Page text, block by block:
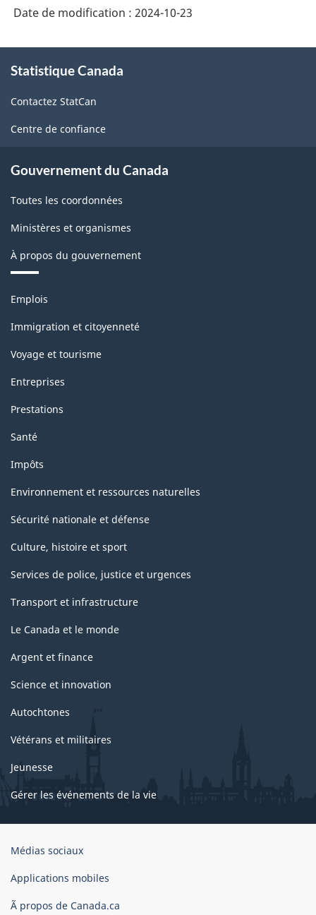
Date de modification : 2024-10-23
propos
ce
site
Statistique Canada
Contactez StatCan
Centre de confiance
Gouvernement du Canada
Toutes les coordonnées
Ministères et organismes
À propos du gouvernement
Thèmes
sujets
Emplois
Immigration et citoyenneté
Voyage et tourisme
Entreprises
Prestations
Santé
Impôts
Environnement et ressources naturelles
Sécurité nationale et défense
Culture, histoire et sport
Services de police, justice et urgences
Transport et infrastructure
Le Canada et le monde
Argent et finance
Science et innovation
Autochtones
Vétérans et militaires
Jeunesse
Gérer les événements de la vie
Organisation
gouvernement
Canada
Médias sociaux
Applications mobiles
Ã propos de Canada.ca